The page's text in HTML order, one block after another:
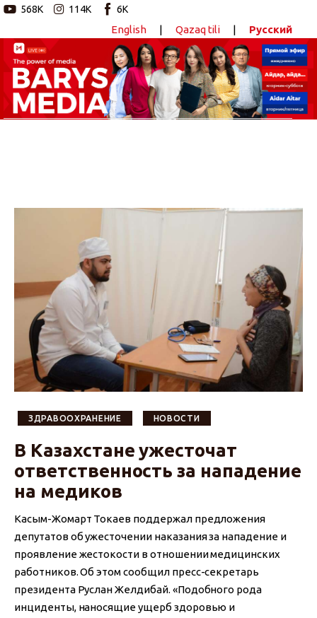
568K 114K 6K
English | Qazaq tili | Русский
Новостной портал
Главная
Видео
Barys Sport
ЗДРАВООХРАНЕНИЕ НОВОСТИ
В Казахстане ужесточат
ответственность за нападение
на медиков
Касым-Жомарт Токаев поддержал предложения
депутатов об ужесточении наказания за нападение и
проявление жестокости в отношении медицинских
работников. Об этом сообщил пресс-секретарь
президента Руслан Желдибай. «Подобного рода
инциденты, наносящие ущерб здоровью и